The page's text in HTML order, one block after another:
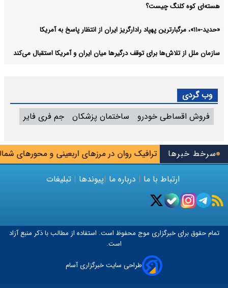
سرخط خبرها ترافیک روان در مرزهای اربعینی و محورهای شمالی باز شد
هسته‌ای کوه کلنگ چیست؟
«حدید-۱۱۰»، مرگبارترین پهپاد رادارگریز ایران از انتظار پاسخ به آمریکا
سازمان ملل از تلاش‌ها برای توقف درگیرها میان ایران و آمریکا استقبال می‌کند
وب گردی
فروش اقساطی خودرو
ساختمان پزشکان جم فری فایر
ارتباط با ما | درباره ما |پیوندها | تبلیغات
تمام حقوق برای خبرگزاری موج محفوظ است. استفاده از مطالب با ذکر منبع آزاد
است.
طراحی سایت خبرگزاری آسام